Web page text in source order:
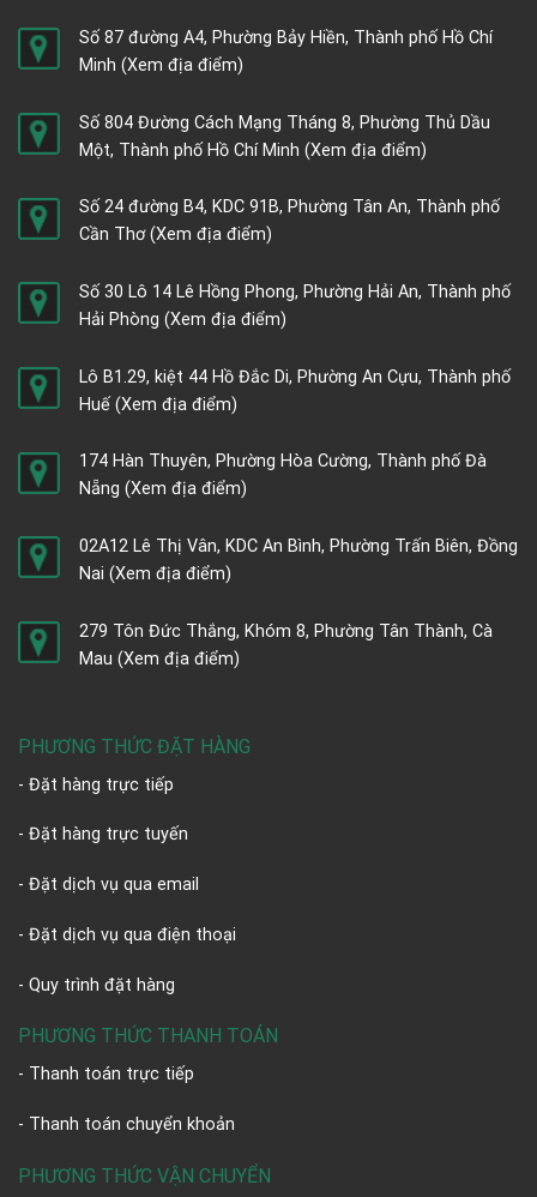
Số 87 đường A4, Phường Bảy Hiền, Thành phố Hồ Chí
Minh (Xem địa điểm)
Số 804 Đường Cách Mạng Tháng 8, Phường Thủ Dầu
Một, Thành phố Hồ Chí Minh (Xem địa điểm)
Số 24 đường B4, KDC 91B, Phường Tân An, Thành phố
Cần Thơ(Xem địa điểm)
Số 30 Lô 14 Lê Hồng Phong, Phường Hải An, Thành phố
Hải Phòng (Xem địa điểm)
Lô B1.29, kiệt 44 Hồ Đắc Di, Phường An Cựu, Thành phố
Huế (Xem địa điểm)
174 Hàn Thuyên, Phường Hòa Cường, Thành phố Đà
Nẵng (Xem địa điểm)
02A12 Lê Thị Vân, KDC An Bình, Phường Trấn Biên, Đồng
Nai (Xem địa điểm)
279 Tôn Đức Thắng, Khóm 8, Phường Tân Thành, Cà
Mau (Xem địa điểm)
PHƯƠNG THỨC ĐẶT HÀNG
- Đặt hàng trực tiếp
- Đặt hàng trực tuyến
- Đặt dịch vụ qua email
- Đặt dịch vụ qua điện thoại
- Quy trình đặt hàng
PHƯƠNG THỨC THANH TOÁN
- Thanh toán trực tiếp
- Thanh toán chuyển khoản
PHƯƠNG THỨC VẬN CHUYỂN